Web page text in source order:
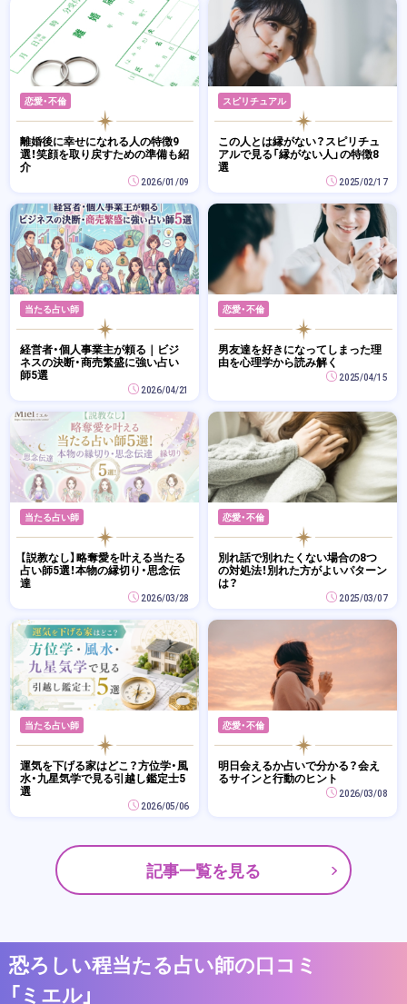
恋愛・不倫
離婚後に幸せになれる人の特徴9
選！笑顔を取り戻すための準備も紹
介
2026/01/09
スピリチュアル
この人とは縁がない？スピリチュ
アルで見る「縁がない人」の特徴8
選
2025/02/17
当たる占い師
経営者・個人事業主が頼る｜ビジ
ネスの決断・商売繁盛に強い占い
師5選
2026/04/21
恋愛・不倫
男友達を好きになってしまった理
由を心理学から読み解く
2025/04/15
当たる占い師
【説教なし】略奪愛を叶える当たる
占い師5選！本物の縁切り・思念伝
達
2026/03/28
恋愛・不倫
別れ話で別れたくない場合の8つ
の対処法！別れた方がよいパターン
は？
2025/03/07
当たる占い師
運気を下げる家はどこ？方位学・風
水・九星気学で見る引越し鑑定士5
選
2026/05/06
恋愛・不倫
明日会えるか占いで分かる？会え
るサインと行動のヒント
2026/03/08
記事一覧を見る
恐ろしい程当たる占い師の口コミ
「ミエル」